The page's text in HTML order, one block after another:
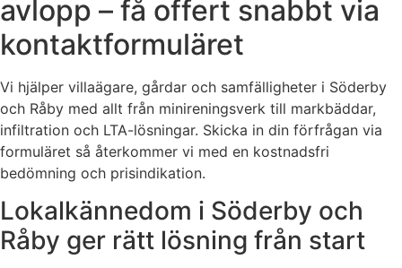
avlopp – få offert snabbt via
kontaktformuläret
Vi hjälper villaägare, gårdar och samfälligheter i Söderby
och Råby med allt från minireningsverk till markbäddar,
infiltration och LTA-lösningar. Skicka in din förfrågan via
formuläret så återkommer vi med en kostnadsfri
bedömning och prisindikation.
Lokalkännedom i Söderby och
Råby ger rätt lösning från start